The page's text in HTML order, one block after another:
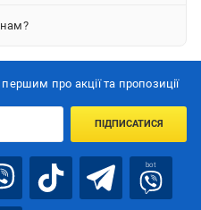
про акції та пропозиції
ПІДПИСАТИСЯ
bot